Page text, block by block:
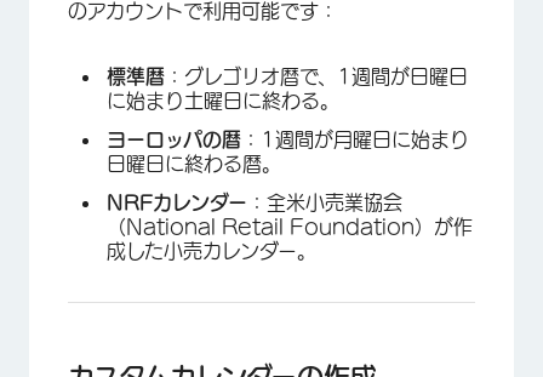
のアカウントで利用可能です：
標準暦 ：グレゴリオ暦で、1週間が日曜日
に始まり土曜日に終わる。
ヨーロッパの暦 ：1週間が月曜日に始まり
日曜日に終わる暦。
NRFカレンダー ：全米小売業協会
（National Retail Foundation）が作
成した小売カレンダー。